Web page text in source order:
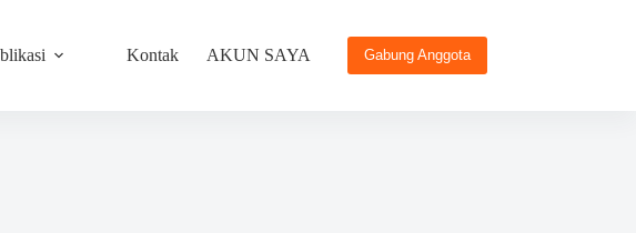
Kontak AKUN SAYA Gabung Anggota